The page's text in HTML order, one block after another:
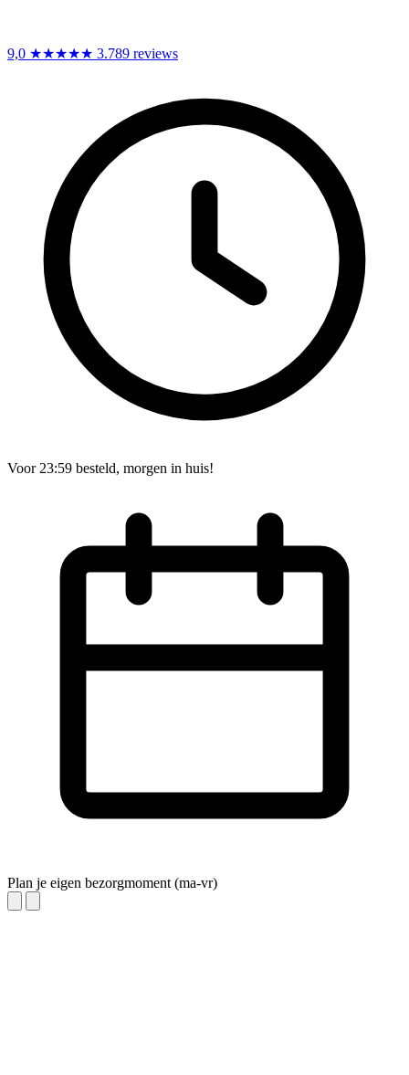
9,0 ★★★★★ 3.789 reviews
Voor 23:59 besteld, morgen in huis!
Plan je eigen bezorgmoment (ma-vr)